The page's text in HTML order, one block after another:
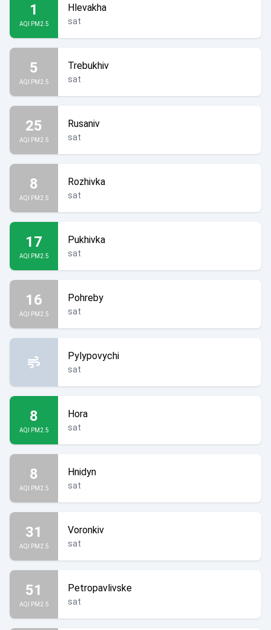
1
AQI PM2.5
Hlevakha
sat
5
AQI PM2.5
Trebukhiv
sat
25
AQI PM2.5
Rusaniv
sat
8
AQI PM2.5
Rozhivka
sat
17
AQI PM2.5
Pukhivka
sat
16
AQI PM2.5
Pohreby
sat
Pylypovychi
sat
8
AQI PM2.5
Hora
sat
8
AQI PM2.5
Hnidyn
sat
31
AQI PM2.5
Voronkiv
sat
51
AQI PM2.5
Petropavlivske
sat